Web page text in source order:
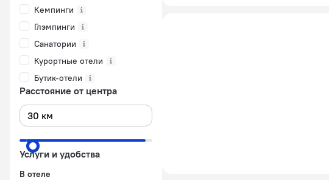
Кемпинги
Глэмпинги
Санатории
Курортные отели
Бутик-отели
Расстояние от центра
Услуги и удобства
В отеле